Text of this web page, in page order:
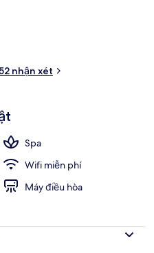
một quãng đi bộ ngắn:
Phong trào Nông dân 14 phút.
nhận xét
Spa
Wifi miễn phí
Máy điều hòa